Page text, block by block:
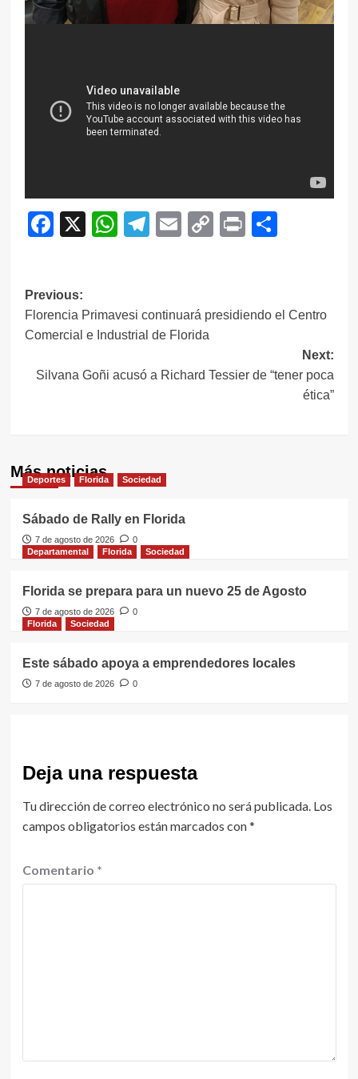
Facebook
X WhatsApp
Telegram
EmailCopy
Print
Navegación
de
Previous:
Florencia Primavesi continuará presidiendo el Centro
Comercial e Industrial de Florida
Next:
Silvana Goñi acusó a Richard Tessier de “tener poca
ética”
Más noticias
Deportes Florida Sociedad
Sábado de Rally en Florida
7 de agosto de 2026
0
Departamental
Florida Sociedad
Florida se prepara para un nuevo 25 de Agosto
7 de agosto de 2026
0
Florida
Sociedad
Este sábado apoya a emprendedores locales
7 de agosto de 2026 0
Deja una respuesta
Tu dirección de correo electrónico no será publicada. Los
campos obligatorios están marcados con*
Comentario *